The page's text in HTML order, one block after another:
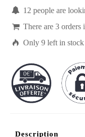
 8 people are
 There are3 orders
 Only9 left in stock
Description